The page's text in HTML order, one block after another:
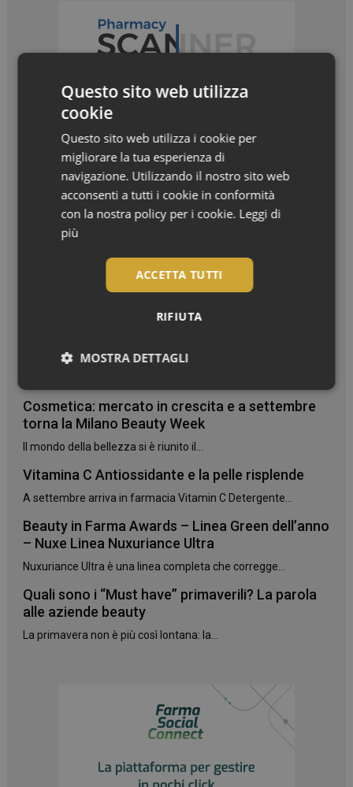
I più letti
Bentornato, settembre! La nuova stagione in
danneggiati
Cosmetica: mercato in crescita e a settembre
torna la Milano Beauty Week
Il mondo della bellezza si è riunito il...
Vitamina C Antiossidante e la pelle risplende
A settembre arriva in farmacia Vitamin C Detergente...
Beauty in Farma Awards – Linea Green dell’anno
– Nuxe Linea Nuxuriance Ultra
Nuxuriance Ultra è una linea completa che corregge...
Quali sono i “Must have” primaverili? La parola
alle aziende beauty
La primavera non è più così lontana: la...
Questo sito web utilizza
cookie
Questo sito web utilizza i cookie per
migliorare la tua esperienza di
navigazione. Utilizzando il nostro sito web
acconsenti a tutti i cookie in conformità
con la nostra policy per i cookie. Leggi di
più
ACCETTA TUTTI
RIFIUTA
MOSTRA DETTAGLI
Necessari
Necessari
I cookie necessari contribuiscono a rendere fruibile il
sito web abilitandone funzionalità di base quali la
protette del sito. Il sito web non è in grado di
NOME
FORNITORE
PHPSESSID
PHP.net
.www.panoramacosmetico.it